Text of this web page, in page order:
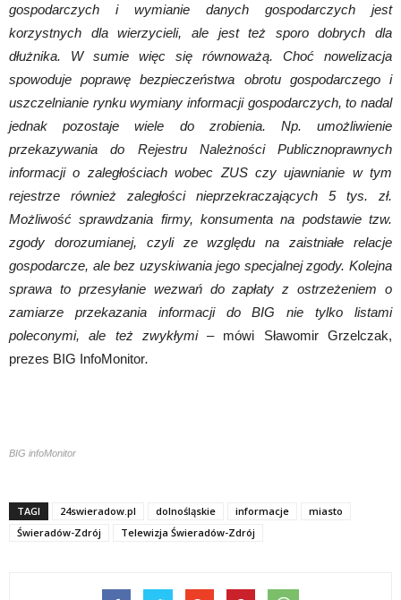
gospodarczych i wymianie danych gospodarczych jest
korzystnych dla wierzycieli, ale jest też sporo dobrych dla
dłużnika. W sumie więc się równoważą. Choć nowelizacja
spowoduje poprawę bezpieczeństwa obrotu gospodarczego i
uszczelnianie rynku wymiany informacji gospodarczych, to nadal
jednak pozostaje wiele do zrobienia. Np. umożliwienie
przekazywania do Rejestru Należności Publicznoprawnych
informacji o zaległościach wobec ZUS czy ujawnianie w tym
rejestrze również zaległości nieprzekraczających 5 tys. zł.
Możliwość sprawdzania firmy, konsumenta na podstawie tzw.
zgody dorozumianej, czyli ze względu na zaistniałe relacje
gospodarcze, ale bez uzyskiwania jego specjalnej zgody. Kolejna
sprawa to przesyłanie wezwań do zapłaty z ostrzeżeniem o
zamiarze przekazania informacji do BIG nie tylko listami
poleconymi, ale też zwykłymi– mówi Sławomir Grzelczak,
prezes BIG InfoMonitor.
BIG infoMonitor
TAGI 24swieradow.pl dolnośląskie informacje
miasto
Świeradów-Zdrój
Telewizja Świeradów-Zdrój